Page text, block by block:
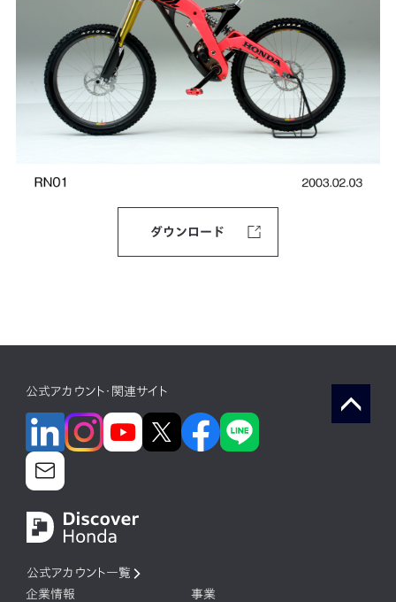
ダウンロード
公式アカウント・関連サイト
公式アカウント一覧
企業情報
事業